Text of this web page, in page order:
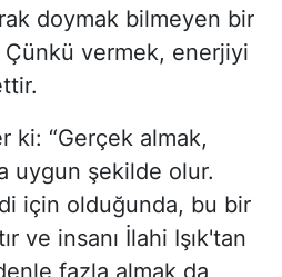
doymak bilmeyen bir
Çünkü vermek, enerjiyi
ki: “Gerçek almak,
uygun şekilde olur.
için olduğunda, bu bir
ve insanı İlahi Işık'tan
fazla almak da